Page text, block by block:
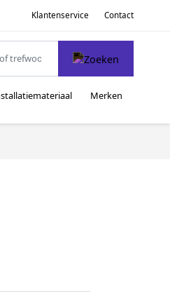
Klantenservice Contact
Merken